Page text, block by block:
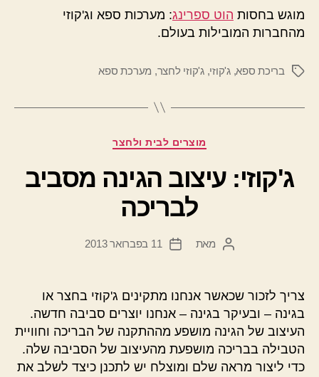
מוגש בחסות הוט ספרינג: מערכות ספא וג'קוזי
מהחברות המובילות בעולם.
תגיותבריכת ספא,ג'קוזי,ג'קוזי לחצר, מערכת ספא
קטגוריות
מוצרים לבית ולחצר
ג'קוזי: עיצוב הגינה מסביב
לבריכה
המחבר
מאת
תאריך
11 בפברואר 2013
צריך לזכור שכאשר אנחנו מתקינים ג'קוזי בחצר או
בגינה – ובעיקר בגינה – אנחנו יוצרים סביבה חדשה.
העיצוב של הגינה מושפע מההתקנה של הבריכה וחוויית
הטבילה בבריכה מושפעת מהעיצוב של הסביבה שלה.
כדי ליצור מראה שלם ומוצלח יש לתכנן כיצד לשלב את